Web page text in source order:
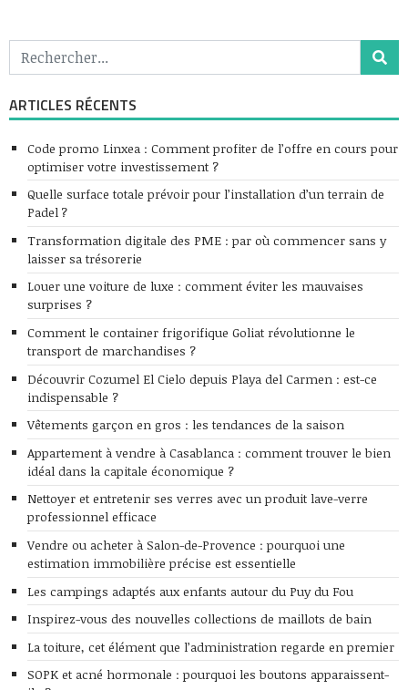
ARTICLES RÉCENTS
Code promo Linxea : Comment profiter de l’offre en cours pour
optimiser votre investissement ?
Quelle surface totale prévoir pour l’installation d’un terrain de
Padel ?
Transformation digitale des PME : par où commencer sans y
laisser sa trésorerie
Louer une voiture de luxe : comment éviter les mauvaises
surprises ?
Comment le container frigorifique Goliat révolutionne le
transport de marchandises ?
Découvrir Cozumel El Cielo depuis Playa del Carmen : est-ce
indispensable ?
Vêtements garçon en gros : les tendances de la saison
Appartement à vendre à Casablanca : comment trouver le bien
idéal dans la capitale économique ?
Nettoyer et entretenir ses verres avec un produit lave-verre
professionnel efficace
Vendre ou acheter à Salon-de-Provence : pourquoi une
estimation immobilière précise est essentielle
Les campings adaptés aux enfants autour du Puy du Fou
Inspirez-vous des nouvelles collections de maillots de bain
La toiture, cet élément que l’administration regarde en premier
SOPK et acné hormonale : pourquoi les boutons apparaissent-